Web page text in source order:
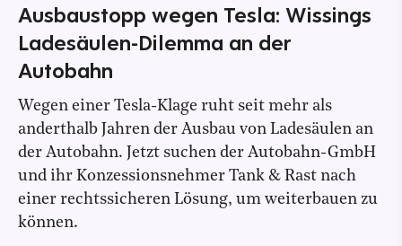
Ausbaustopp wegen Tesla: Wissings
Ladesäulen-Dilemma an der
Autobahn
Wegen einer Tesla-Klage ruht seit mehr als
anderthalb Jahren der Ausbau von Ladesäulen an
der Autobahn. Jetzt suchen der Autobahn-GmbH
und ihr Konzessionsnehmer Tank & Rast nach
einer rechtssicheren Lösung, um weiterbauen zu
können.